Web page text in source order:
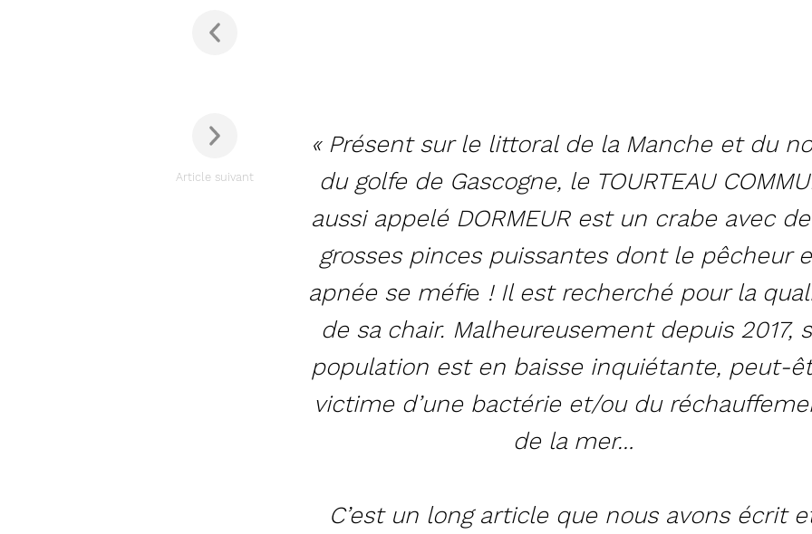
Article suivant
« Présent sur le littoral de la Manche et du
du golfe de Gascogne, le TOURTEAU
aussi appelé DORMEUR est un crabe avec
grosses pinces puissantes dont le pêcheur
apnée se méfie ! Il est recherché pour la
de sa chair. Malheureusement depuis 2017,
population est en baisse inquiétante, peut-
victime d’une bactérie et/ou du
de la mer…
C’est un long article que nous avons écrit